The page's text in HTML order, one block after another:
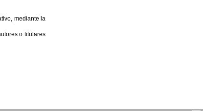
mediante la
o titulares